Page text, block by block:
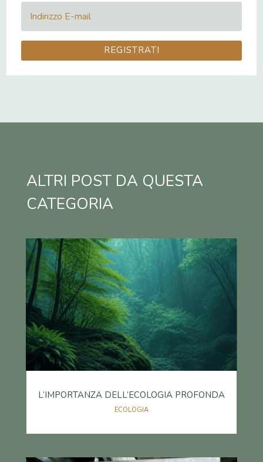
REGISTRATI
ALTRI POST DA QUESTA
CATEGORIA
L’IMPORTANZA DELL’ECOLOGIA PROFONDA
ECOLOGIA